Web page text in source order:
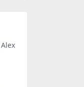
Alex